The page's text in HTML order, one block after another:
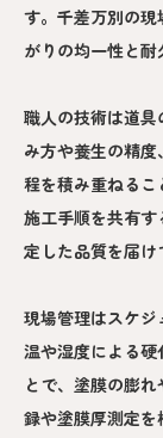
す。千差万別の
がりの均一性と耐
職人の技術は道
み方や養生の精
程を積み重ねる
施工手順を共有
定した品質を届け
現場管理はスケ
温や湿度による
とで、塗膜の膨
録や塗膜厚測定